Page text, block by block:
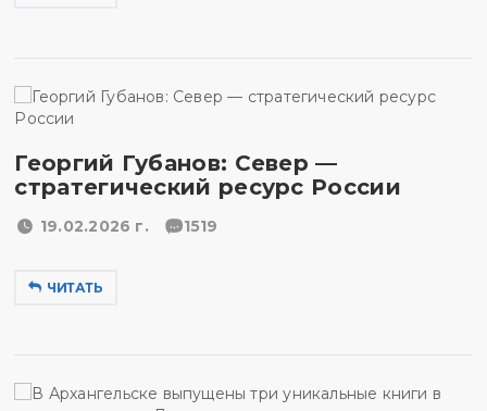
Георгий Губанов: Север —
стратегический ресурс России
19.02.2026 г. 1519
ЧИТАТЬ